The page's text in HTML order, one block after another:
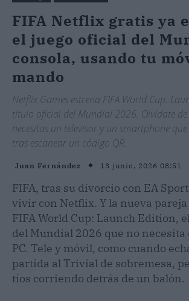
FIFA Netflix gratis ya
el juego oficial del
consola, usando tu
mando
Netflix Games estrena FIFA World Cup:
título oficial del Mundial 2026. Olvídate
necesitas un televisor y un smartphone
tras escanear un código QR.
Juan Fernández 13 junio, 2026 08:51
FIFA, tras su divorcio con EA
vivir con Netflix. Y la nueva
FIFA World Cup: Launch Edition,
del Mundial 2026 que no necesita
PC. Tele y móvil, como cuando
partida al Trivial de sobremesa,
tíos corriendo detrás de un balón.